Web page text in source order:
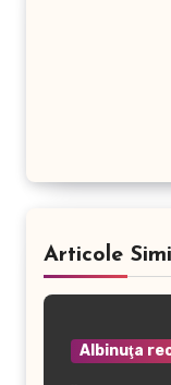
Articole
Albinuţa